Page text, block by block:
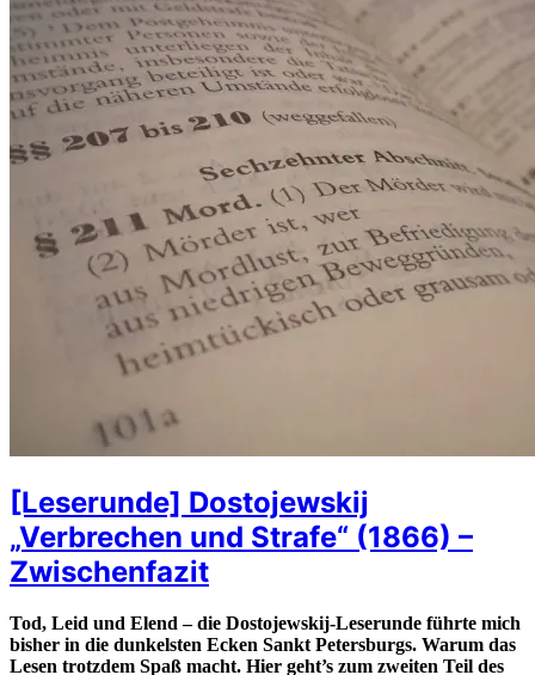
[Leserunde] Dostojewskij
„Verbrechen und Strafe“ (1866) –
Zwischenfazit
Tod, Leid und Elend – die Dostojewskij-Leserunde führte mich
bisher in die dunkelsten Ecken Sankt Petersburgs. Warum das
Lesen trotzdem Spaß macht. Hier geht’s zum zweiten Teil des